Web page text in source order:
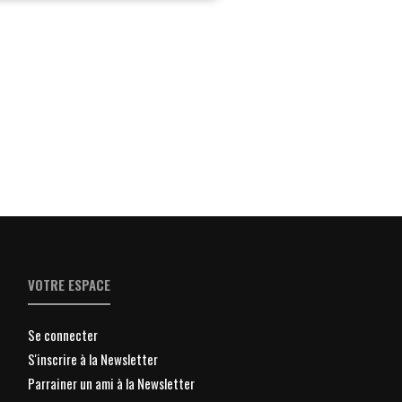
VOTRE ESPACE
Se connecter
S'inscrire à la Newsletter
Parrainer un ami à la Newsletter